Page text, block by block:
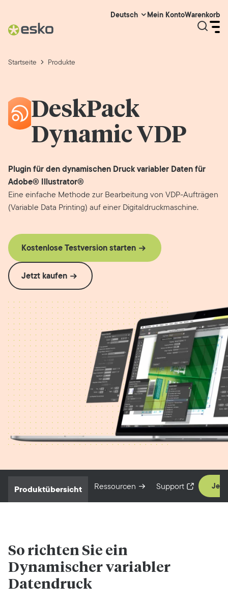
Deutsch Mein KontoWarenkorb
Startseite Produkte
DeskPack
Dynamic VDP
Plugin für den dynamischen Druck variabler Daten für
Adobe® Illustrator®
Eine einfache Methode zur Bearbeitung von VDP-Aufträgen
(Variable Data Printing) auf einer Digitaldruckmaschine.
Kostenlose Testversion starten
Jetzt kaufen
Produktübersicht Ressourcen Support
So richten Sie ein
Dynamischer variabler
Datendruck